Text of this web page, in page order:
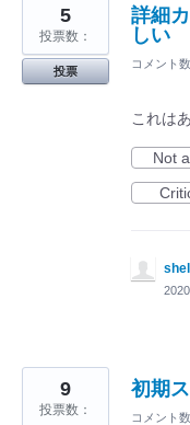
詳細
しい
5
投票数：
投票
コメント
これは
Not
初期
9
投票数： コメント